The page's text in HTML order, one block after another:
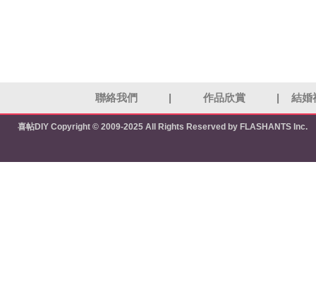
聯絡我們 作品欣賞 結婚
喜帖DIY Copyright © 2009-2025 All Rights Reserved by FLASHANTS Inc.